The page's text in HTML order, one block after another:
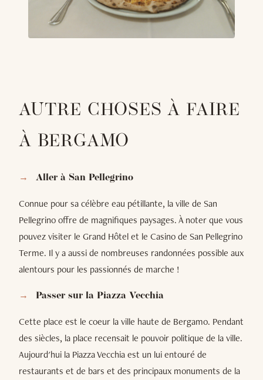
AUTRE CHOSES À FAIRE
À BERGAMO
Aller à San Pellegrino
Connue pour sa célèbre eau pétillante, la ville de San
Pellegrino offre de magnifiques paysages. À noter que vous
pouvez visiter le Grand Hôtel et le Casino de San Pellegrino
Terme. Il y a aussi de nombreuses randonnées possible aux
alentours pour les passionnés de marche !
Passer sur la Piazza Vecchia
Cette place est le coeur la ville haute de Bergamo. Pendant
des siècles, la place recensait le pouvoir politique de la ville.
Aujourd'hui la Piazza Vecchia est un lui entouré de
restaurants et de bars et des principaux monuments de la